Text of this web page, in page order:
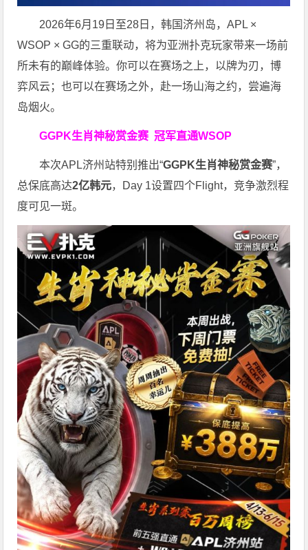
2026年6月19日至28日，韩国济州岛，APL ×
WSOP × GG的三重联动，将为亚洲扑克玩家带来一场前
所未有的巅峰体验。你可以在赛场之上，以牌为刃，博
弈风云；也可以在赛场之外，赴一场山海之约，尝遍海
岛烟火。
GGPK生肖神秘赏金赛冠军直通WSOP
本次APL济州站特别推出“GGPK生肖神秘赏金赛”，
总保底高达2亿韩元，Day 1设置四个Flight，竞争激烈程
度可见一斑。